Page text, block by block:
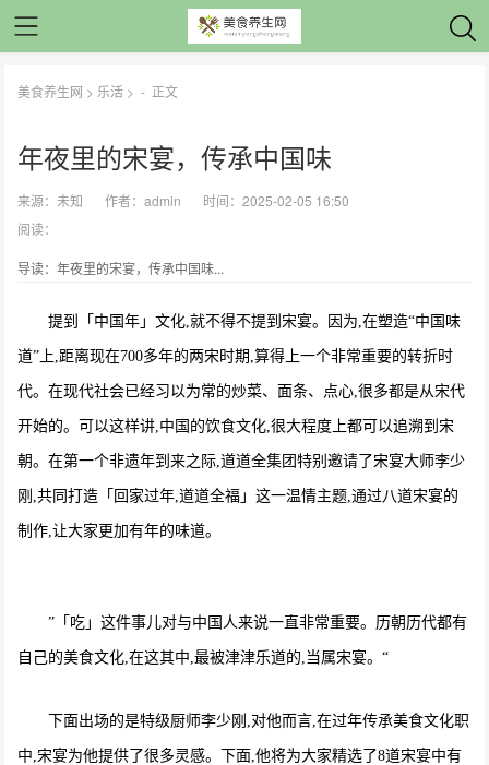
美食养生网 > 乐活 > - 正文
年夜里的宋宴，传承中国味
来源：未知 作者：admin
时间：2025-02-05 16:50
阅读：
导读：年夜里的宋宴，传承中国味...
提到「中国年」文化,就不得不提到宋宴。因为,在塑造“中国味
道”上,距离现在700多年的两宋时期,算得上一个非常重要的转折时
代。在现代社会已经习以为常的炒菜、面条、点心,很多都是从宋代
开始的。可以这样讲,中国的饮食文化,很大程度上都可以追溯到宋
朝。在第一个非遗年到来之际,道道全集团特别邀请了宋宴大师李少
刚,共同打造「回家过年,道道全福」这一温情主题,通过八道宋宴的
制作,让大家更加有年的味道。
”「吃」这件事儿对与中国人来说一直非常重要。历朝历代都有
自己的美食文化,在这其中,最被津津乐道的,当属宋宴。“
下面出场的是特级厨师李少刚,对他而言,在过年传承美食文化职
中,宋宴为他提供了很多灵感。下面,他将为大家精选了8道宋宴中有